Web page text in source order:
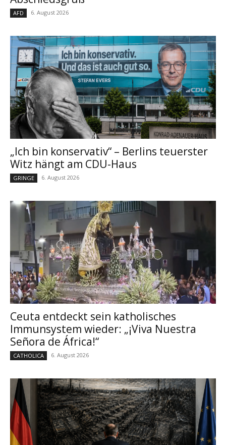
AFD 6. August 2026
„Ich bin konservativ“ – Berlins teuerster
Witz hängt am CDU-Haus
GRINGE 6. August 2026
Ceuta entdeckt sein katholisches
Immunsystem wieder: „¡Viva Nuestra
Señora de África!“
CATHOLICA 6. August 2026